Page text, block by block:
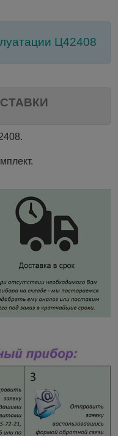
Ц42408